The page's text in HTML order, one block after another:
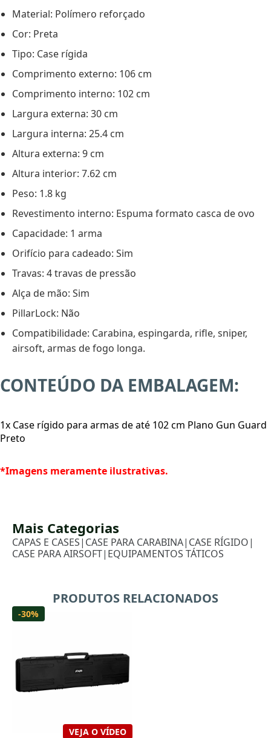
Material: Polímero reforçado
Cor: Preta
Tipo: Case rígida
Comprimento externo: 106 cm
Comprimento interno: 102 cm
Largura externa: 30 cm
Largura interna: 25.4 cm
Altura externa: 9 cm
Altura interior: 7.62 cm
Peso: 1.8 kg
Revestimento interno: Espuma formato casca de ovo
Capacidade: 1 arma
Orifício para cadeado: Sim
Travas: 4 travas de pressão
Alça de mão: Sim
PillarLock: Não
Compatibilidade: Carabina, espingarda, rifle, sniper,
airsoft, armas de fogo longa.
CONTEÚDO DA EMBALAGEM:
1x Case rígido para armas de até 102 cm Plano Gun Guard
Preto
*Imagens meramente ilustrativas.
Mais Categorias
CAPAS E CASES| CASE PARA CARABINA| CASE RÍGIDO|
CASE PARA AIRSOFT| EQUIPAMENTOS TÁTICOS
PRODUTOS RELACIONADOS
-30%
VEJA O VÍDEO